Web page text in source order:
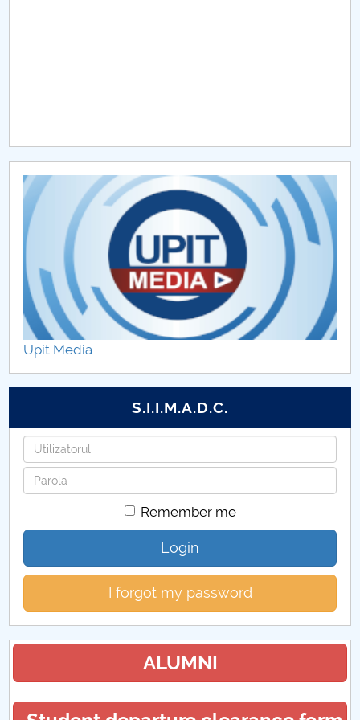
Chestionar angajabilitate ALUMNI – UPB
CAR2026
MENIU CANTINA
O NOUĂ REALITATE: De ce panica este cel mai rău
lucru care se poate întâmpla?
Lectura ca spațiu al libertății
SIMPTOMATOLOGIEI CLINICE A INFECȚIEI CU
VIRUSUL SARS-COV-2 ÎN POPULAȚIA DIN
ROMÂNIA
Statistica si modelare
DESPRE UN TEATRU AL IZOLĂRII
Hristos este același, ieri și azi și în veci
Gânduri pentru Săptămâna Mare și Sfintele Paști
din anul 2020
Influența sedentarismului asupra stării de sănătate
Criza economică generată de pandemia de CODIV
Upit Media
S.I.I.M.A.D.C.
Username
Password
Remember me
Login
I forgot my password
ALUMNI